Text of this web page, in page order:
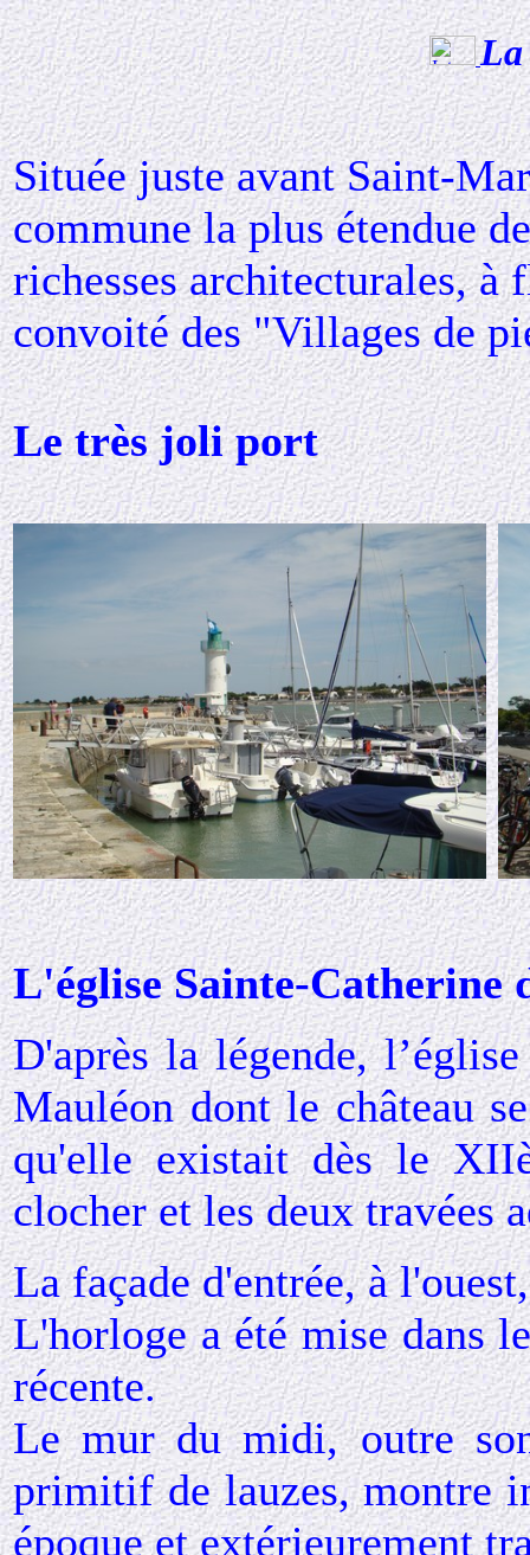
La
Située juste avant Saint-
commune la plus étendue
richesses architecturales, à
convoité des "Villages de
Le très joli port
L'église Sainte-Catherine
D'après la légende,
Mauléon dont le château
qu'elle existait dès le
clocher et les deux travées
La façade d'entrée, à
L'horloge a été mise dans
récente.
Le mur du midi, outre
primitif de lauzes, montre
époque et extérieurement